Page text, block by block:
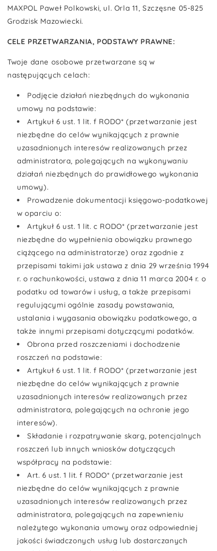
MAXPOL Paweł Polkowski, ul. Orla 11, Szczęsne 05-825
Grodzisk Mazowiecki.
CELE PRZETWARZANIA, PODSTAWY PRAWNE:
Twoje dane osobowe przetwarzane są w
następujących celach:
Podjęcie działań niezbędnych do wykonania
umowy na podstawie:
Artykuł 6 ust. 1 lit. f RODO* (przetwarzanie jest
niezbędne do celów wynikających z prawnie
uzasadnionych interesów realizowanych przez
administratora, polegających na wykonywaniu
działań niezbędnych do prawidłowego wykonania
umowy).
Prowadzenie dokumentacji księgowo-podatkowej
w oparciu o:
Artykuł 6 ust. 1 lit. c RODO* (przetwarzanie jest
niezbędne do wypełnienia obowiązku prawnego
ciążącego na administratorze) oraz zgodnie z
przepisami takimi jak ustawa z dnia 29 września 1994
r. o rachunkowości, ustawa z dnia 11 marca 2004 r. o
podatku od towarów i usług, a także przepisami
regulującymi ogólnie zasady powstawania,
ustalania i wygasania obowiązku podatkowego, a
także innymi przepisami dotyczącymi podatków.
Obrona przed roszczeniami i dochodzenie
roszczeń na podstawie:
Artykuł 6 ust. 1 lit. f RODO* (przetwarzanie jest
niezbędne do celów wynikających z prawnie
uzasadnionych interesów realizowanych przez
administratora, polegających na ochronie jego
interesów).
Składanie i rozpatrywanie skarg, potencjalnych
roszczeń lub innych wniosków dotyczących
współpracy na podstawie:
Art. 6 ust. 1 lit. f RODO* (przetwarzanie jest
niezbędne do celów wynikających z prawnie
uzasadnionych interesów realizowanych przez
administratora, polegających na zapewnieniu
należytego wykonania umowy oraz odpowiedniej
jakości świadczonych usług lub dostarczanych